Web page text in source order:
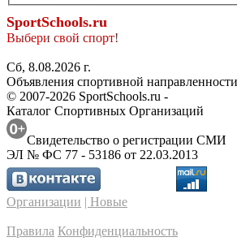
SportSchools.ru
Выбери свой спорт!
Сб, 8.08.2026 г.
Объявления спортивной
© 2007-2026 SportSchools.ru -
Каталог Спортивных Организаций
Свидетельство о регистрации СМИ
ЭЛ № ФС 77 - 53186 от 22.03.2013
Организации | Новые
Правила Конфиденциальность